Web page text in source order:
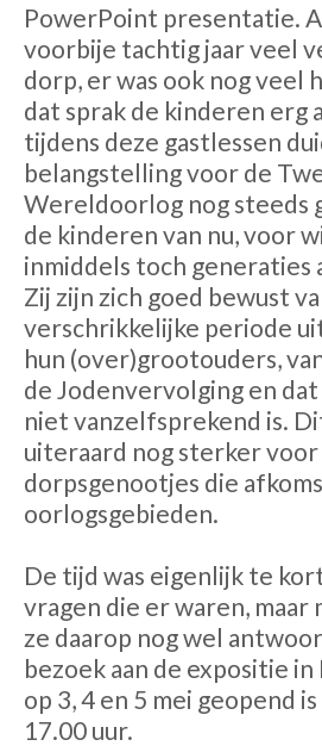
PowerPoint presentatie.
voorbije tachtig jaar veel
dorp, er was ook nog veel
dat sprak de kinderen erg
tijdens deze gastlessen
belangstelling voor de
Wereldoorlog nog steeds
de kinderen van nu, voor
inmiddels toch generaties
Zij zijn zich goed bewust
verschrikkelijke periode
hun (over)grootouders,
de Jodenvervolging en
niet vanzelfsprekend is.
uiteraard nog sterker voor
dorpsgenootjes die
oorlogsgebieden.
De tijd was eigenlijk te
vragen die er waren, maar
ze daarop nog wel
bezoek aan de expositie in
op 3, 4 en 5 mei geopend
17.00 uur.